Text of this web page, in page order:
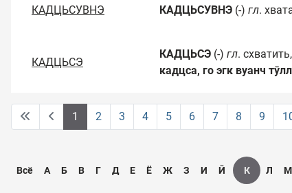
КАДЦЬСУВНЭ КАДЦЬСУВНЭ (-) гл.
КАДЦЬСЭ
КАДЦЬСЭ (-) гл.
кадцса, го эгк вуанч
1 2 3 4 5 6 7 8 9
Всё А Б В Г Д Е Ё Ж З И Ӣ К Л М